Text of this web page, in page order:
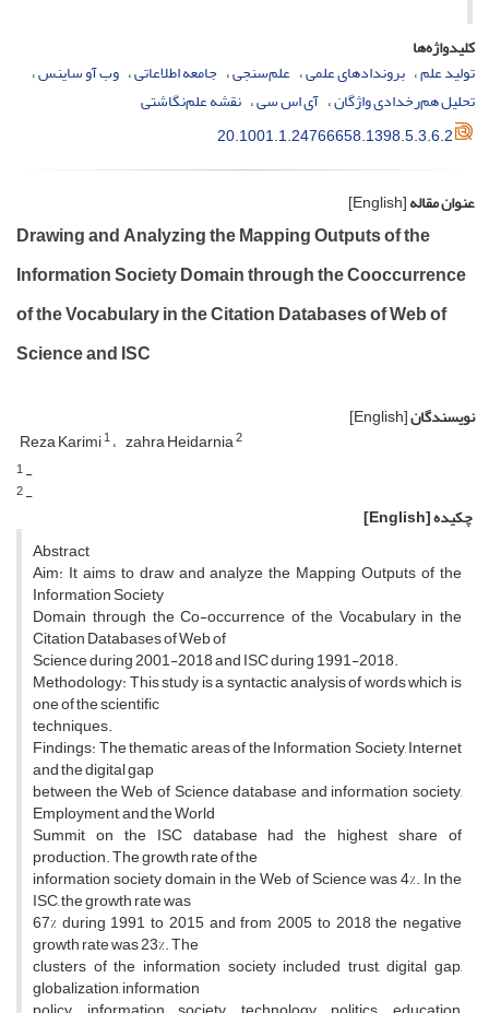
کلیدواژه‌ها
تولید علم برون­دادهای علمی علم­‌سنجی جامعه اطلاعاتی وب آو ساینس
تحلیل هم­‌رخدادی واژگان آی اس سی نقشه علم­‌نگاشتی
20.1001.1.24766658.1398.5.3.6.2
عنوان مقاله[English]
Drawing and Analyzing the Mapping Outputs of the
Information Society Domain through the Cooccurrence
of the Vocabulary in the Citation Databases of Web of
Science and ISC
نویسندگان[English]
Reza Karimi1 zahra Heidarnia2
1-
2-
چکیده[English]
Abstract
Aim: It aims to draw and analyze the Mapping Outputs of the
Information Society
Domain through the Co-occurrence of the Vocabulary in the
Citation Databases of Web of
Science during 2001-2018 and ISC during 1991-2018.
Methodology: This study is a syntactic analysis of words which is
one of the scientific
techniques.
Findings: The thematic areas of the Information Society, Internet
and the digital gap
between the Web of Science database and information society,
Employment, and the World
Summit on the ISC database had the highest share of
production. The growth rate of the
information society domain in the Web of Science was 4%. In the
ISC, the growth rate was
67% during 1991 to 2015 and from 2005 to 2018 the negative
growth rate was 23%. The
clusters of the information society included trust, digital gap,
globalization, information